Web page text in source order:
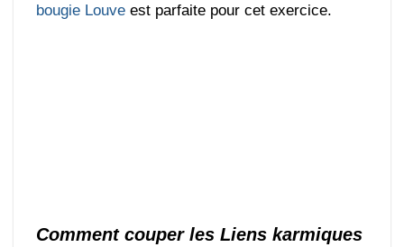
bougie Louve est parfaite pour cet exercice.
Comment couper les Liens karmiques